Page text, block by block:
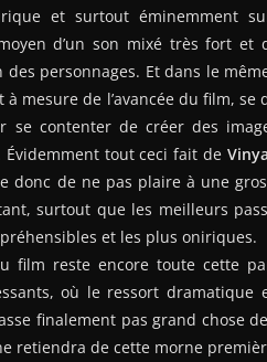
et surtout éminemment
d’un son mixé très fort et
personnages. Et dans le
à mesure de l’avancée du film,
se contenter de créer des
Évidemment tout ceci fait de
donc de ne pas plaire à une
surtout que les meilleurs
et les plus oniriques.
film reste encore toute cette
où le ressort
finalement pas grand chose
retiendra de cette morne